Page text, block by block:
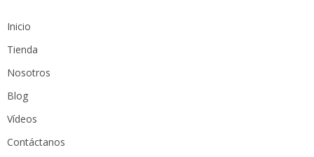
Inicio
Tienda
Nosotros
Blog
Vídeos
Contáctanos